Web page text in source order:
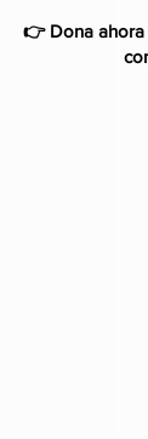
👉 Dona ahora